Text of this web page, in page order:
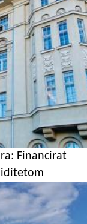
Financirat